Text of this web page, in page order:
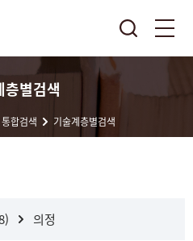
층별검색
통합검색 기술계층별검색
의정